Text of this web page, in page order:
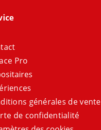
Pro
générales de vente
de confidentialité